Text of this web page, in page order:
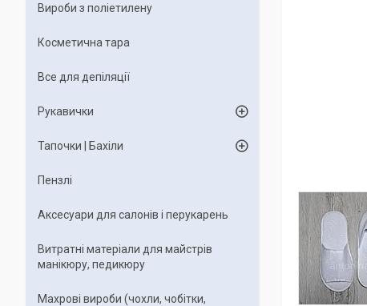
Вироби з поліетилену
Косметична тара
Все для депіляції
Рукавички
Тапочки | Бахіли
Пензлі
Аксесуари для салонів і перукарень
Витратні матеріали для майстрів
манікюру, педикюру
Махрові вироби (чохли, чобітки,